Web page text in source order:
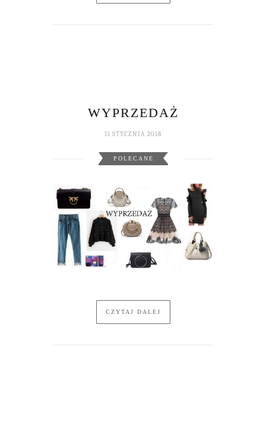
WYPRZEDAŻ
11 STYCZNIA 2018
POLECANE
CZYTAJ DALEJ